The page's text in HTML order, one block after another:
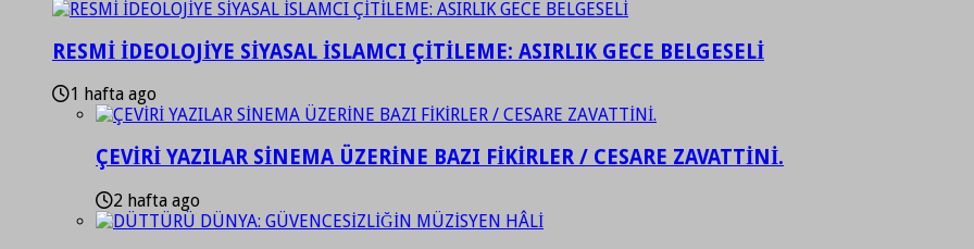
RESMİ İDEOLOJİYE SİYASAL İSLAMCI ÇİTİLEME: ASIRLIK GECE BELGESELİ
1 hafta ago
ÇEVİRİ YAZILAR SİNEMA ÜZERİNE BAZI FİKİRLER / CESARE ZAVATTİNİ.
2 hafta ago